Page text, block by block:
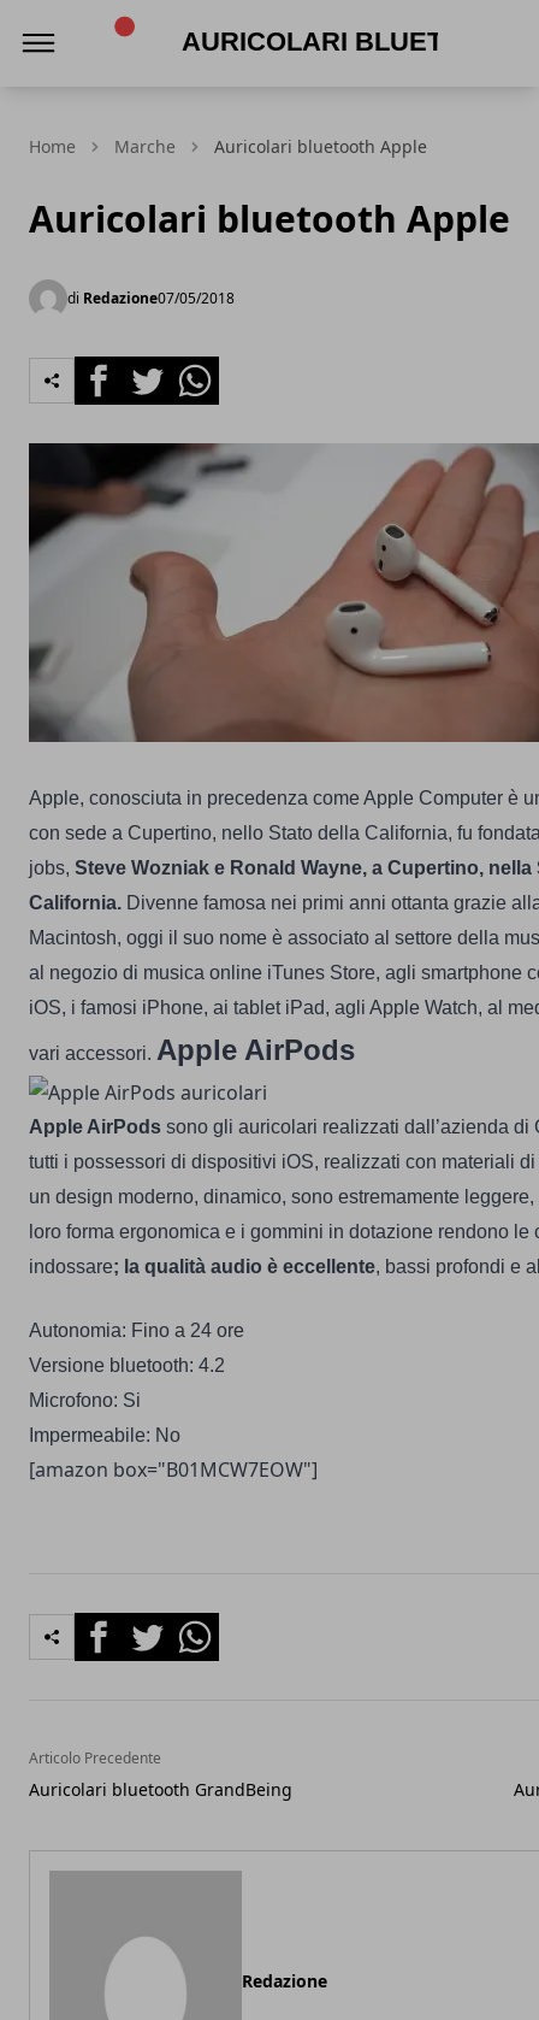
Home Marche Auricolari bluetooth Apple
Auricolari bluetooth Apple
di Redazione07/05/2018
FacebookTwitterWhatsapp
Apple, conosciuta in precedenza come Apple Computer è
con sede a Cupertino, nello Stato della California, fu
jobs, Steve Wozniak e Ronald Wayne, a Cupertino, nella
California. Divenne famosa nei primi anni ottanta grazie
Macintosh, oggi il suo nome è associato al settore della
al negozio di musica online iTunes Store, agli smartphone
iOS, i famosi iPhone, ai tablet iPad, agli Apple Watch, al
vari accessori. Apple AirPods
Apple AirPods sono gli auricolari realizzati dall’azienda di
tutti i possessori di dispositivi iOS, realizzati con materiali
un design moderno, dinamico, sono estremamente leggere,
loro forma ergonomica e i gommini in dotazione rendono le
indossare; la qualità audio è eccellente, bassi profondi e
Autonomia: Fino a 24 ore
Versione bluetooth: 4.2
Microfono: Si
Impermeabile: No
[amazon box="B01MCW7EOW"]
FacebookTwitterWhatsapp
Articolo Precedente
Auricolari bluetooth GrandBeing
Redazione